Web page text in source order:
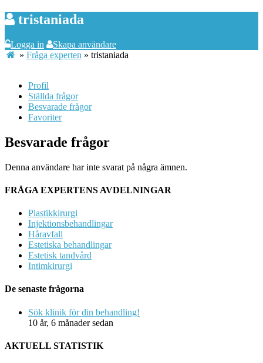
tristaniada
Logga in
Skapa användare
» Fråga experten » tristaniada
Profil
Ställda frågor
Besvarade frågor
Favoriter
Besvarade frågor
Denna användare har inte svarat på några ämnen.
FRÅGA EXPERTENS AVDELNINGAR
Plastikkirurgi
Injektionsbehandlingar
Håravfall
Estetiska behandlingar
Estetisk tandvård
Intimkirurgi
De senaste frågorna
Sök klinik för din behandling!
10 år, 6 månader sedan
AKTUELL STATISTIK